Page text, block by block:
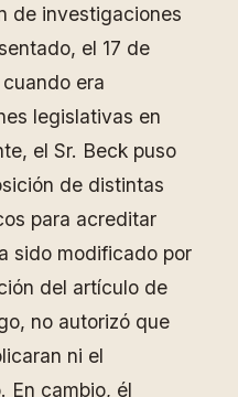
de investigaciones
el 17 de
era
legislativas en
el Sr. Beck puso
de distintas
para acreditar
sido modificado por
del artículo de
no autorizó que
ni el
En cambio, él